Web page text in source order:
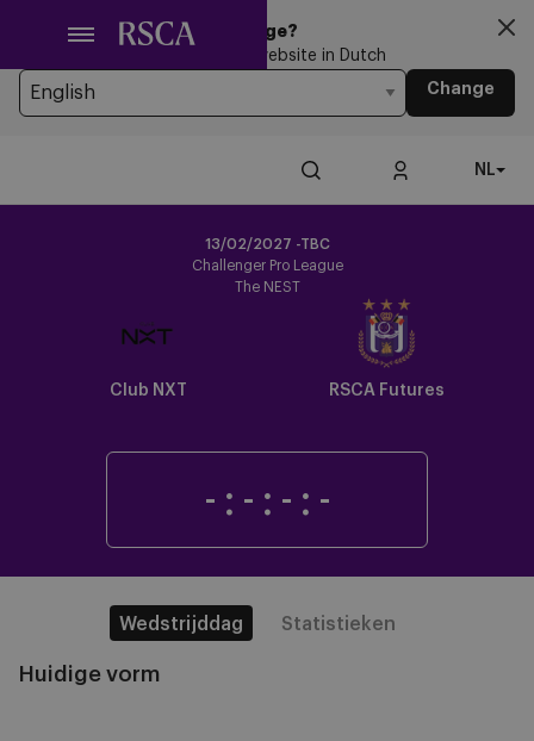
hoofdinhoud
Looking for another Language?
You’re currently browsing the website in Dutch
Change
NL
13/02/2027 -TBC
Challenger Pro League
The NEST
Club NXT RSCA Futures
- : - : - : -
Wedstrijddag Statistieken
Huidige vorm